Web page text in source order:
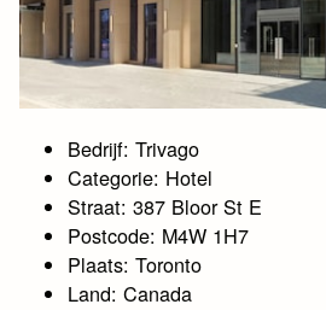
Bedrijf: Trivago
Categorie: Hotel
Straat: 387 Bloor St E
Postcode: M4W 1H7
Plaats: Toronto
Land: Canada